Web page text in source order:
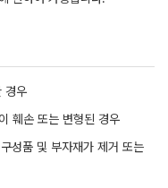
경우
훼손 또는 변형된 경우
성품 및 부자재가 제거 또는